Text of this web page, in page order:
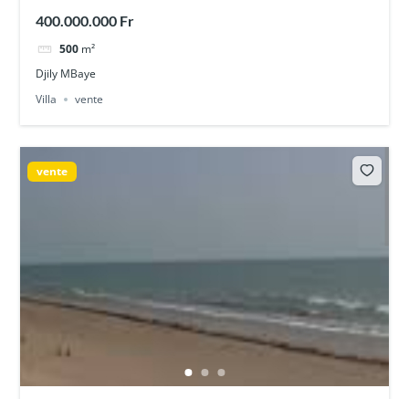
400.000.000 Fr
500 m²
Djily MBaye
Villa
vente
vente